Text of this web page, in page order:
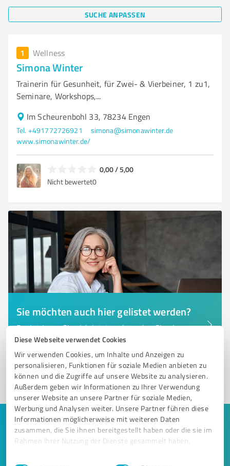
Diese Webseite verwendet Cookies
Wir verwenden Cookies, um Inhalte und Anzeigen zu
personalisieren, Funktionen für soziale Medien anbieten zu
können und die Zugriffe auf unsere Website zu analysieren.
Außerdem geben wir Informationen zu Ihrer Verwendung
unserer Website an unsere Partner für soziale Medien,
Werbung und Analysen weiter. Unsere Partner führen diese
Informationen möglicherweise mit weiteren Daten
zusammen, die Sie ihnen bereitgestellt haben oder die sie im
Rahmen Ihrer Nutzung der Dienste gesammelt haben.
Impressum Datenschutzbestimmungen
Einwilligungsauswahl
SUCHE ANPASSEN
1 Wellness
Simona Winter
Trainerin für Gesunheit, für Zwei- & Vierbeiner, 1 zu1,
Seminare, Workshops,...
Im Scheurenbohl 33, 78234 Engen
Tel. +491772726921
simona@simonawinter.de
www.simonawinter.de/
0,00 / 5,00
Nicht bewertet0
Sie möchten auch hier gelistet werden?
Registrieren Sie sich jetzt und werden Sie ein von
Kunden empfohlener ProvenExpert!
1
Keine Zeit für lange Recherchen und E-
Mails? Jetzt Angebote empfangen!